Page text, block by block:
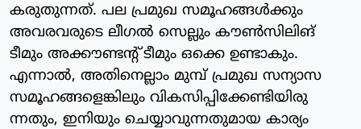
കരുതുന്നത്. പല പ്രമുഖ സമൂഹങ്ങൾക്കും
അവരവരുടെ ലീഗൽ സെല്ലും കൗൺസിലിങ്
ടീമും അക്കൗണ്ടന്റ് ടീമും ഒക്കെ ഉണ്ടാകും.
എന്നാൽ, അതിനെല്ലാം മുമ്പ് പ്രമുഖ സന്യാസ
സമൂഹങ്ങളെങ്കിലും വികസിപ്പിക്കേണ്ടിയിരു
ന്നതും, ഇനിയും ചെയ്യാവുന്നതുമായ കാര്യം